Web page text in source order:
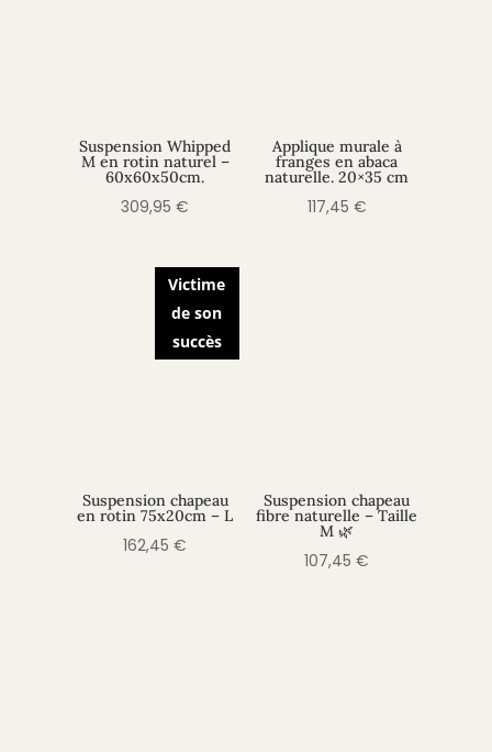
Suspension Whipped
M en rotin naturel –
60x60x50cm.
309,95€
Applique murale à
franges en abaca
naturelle. 20×35 cm
117,45 €
Victime
de son
succès
Suspension chapeau
en rotin 75x20cm – L
162,45€
Suspension chapeau
fibre naturelle – Taille
M 🌿
107,45€